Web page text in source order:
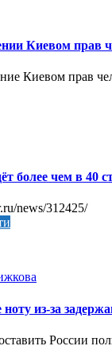
Киевом прав
Киевом прав
более чем в 40
news/312425/
из-за
России